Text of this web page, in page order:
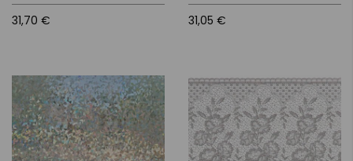
31,70 € 31,05 €